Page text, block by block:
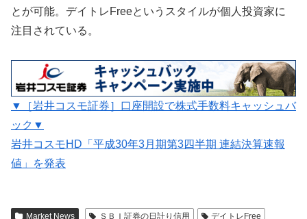
とが可能。デイトレFreeというスタイルが個人投資家に
注目されている。
▼［岩井コスモ証券］口座開設で株式手数料キャッシュバ
ック▼
岩井コスモHD「平成30年3月期第3四半期 連結決算速報
値」を発表
Market News ＳＢＩ証券の日計り信用 デイトレFree